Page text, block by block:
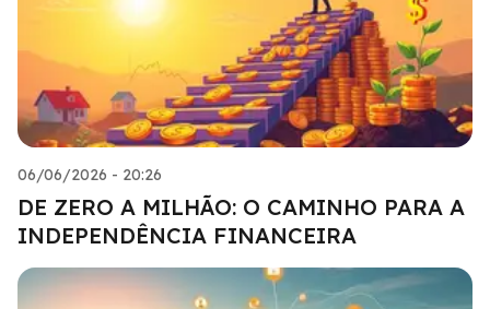
06/06/2026 - 20:26
DE ZERO A MILHÃO: O CAMINHO PARA A
INDEPENDÊNCIA FINANCEIRA